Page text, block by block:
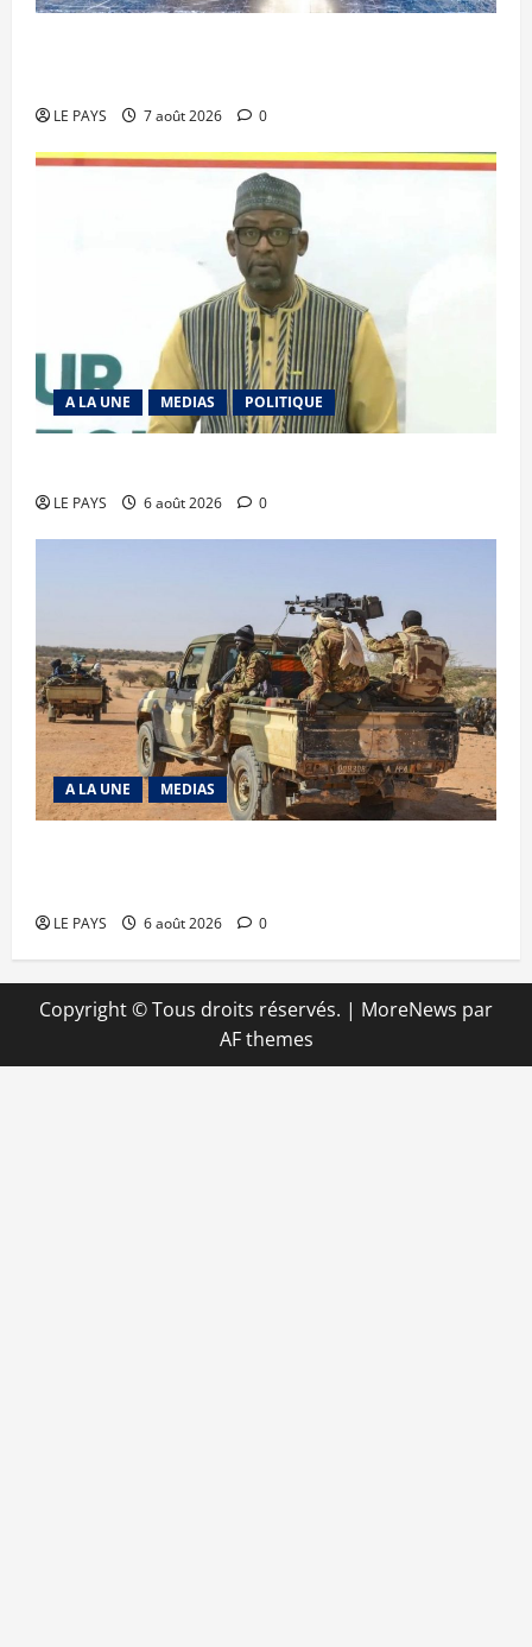
LE PAYS 7 août 2026 0
A LA UNE MEDIAS POLITIQUE
LE PAYS 6 août 2026 0
A LA UNE MEDIAS
LE PAYS 6 août 2026 0
Copyright © Tous droits réservés. | MoreNews par
AF themes